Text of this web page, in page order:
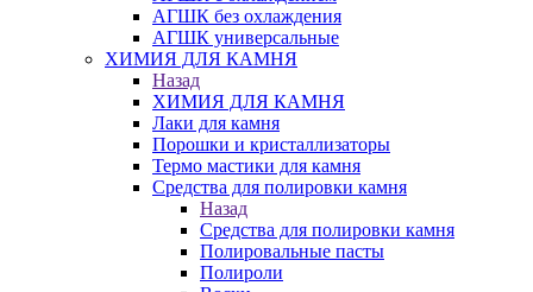
АГШК без охлаждения
АГШК универсальные
ХИМИЯ ДЛЯ КАМНЯ
Назад
ХИМИЯ ДЛЯ КАМНЯ
Лаки для камня
Порошки и кристаллизаторы
Термо мастики для камня
Средства для полировки камня
Назад
Средства для полировки камня
Полировальные пасты
Полироли